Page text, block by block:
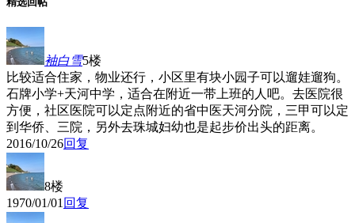
袖白雪5楼
比较适合住家，物业还行，小区里有块小园子可以遛娃遛狗。
石牌小学+天河中学，适合在附近一带上班的人吧。去医院很
方便，社区医院可以定点附近的省中医天河分院，三甲可以定
到华侨、三院，另外去珠城妇幼也是起步价出头的距离。
2016/10/26回复
8楼
1970/01/01 回复